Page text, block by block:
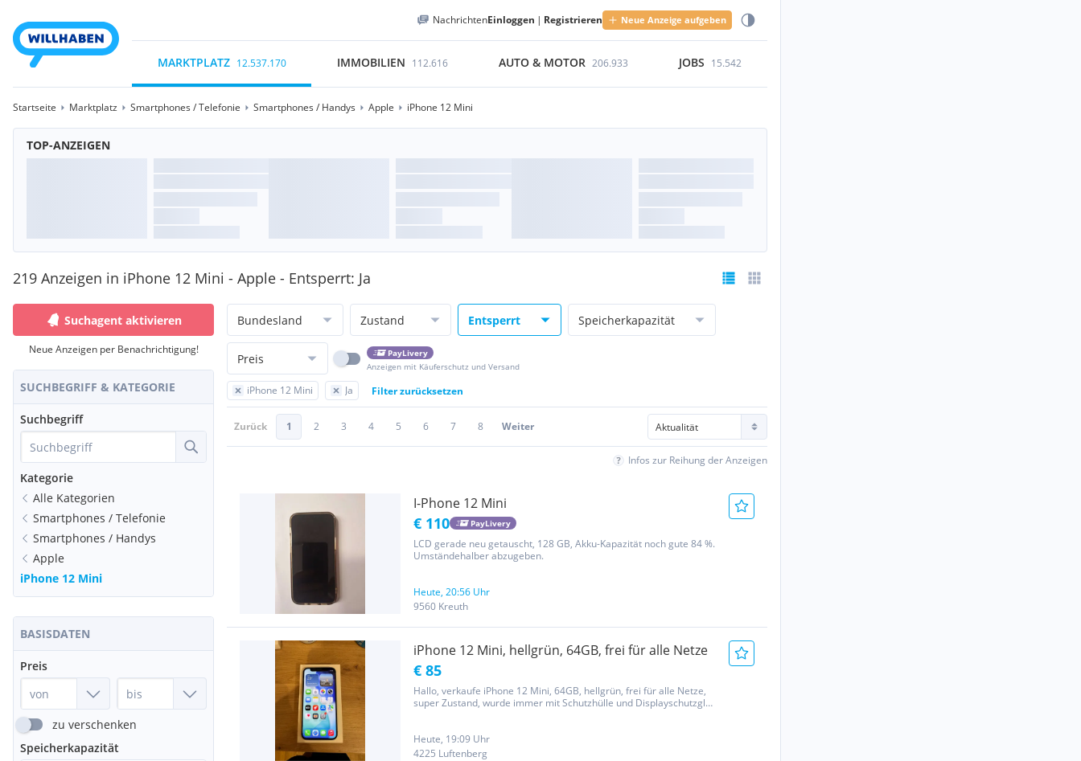
NachrichtenEinloggen | Registrieren Neue Anzeige aufgeben
MARKTPLATZ 12.537.170 IMMOBILIEN 112.616 AUTO & MOTOR 206.933 JOBS 15.542
Startseite Marktplatz Smartphones / Telefonie Smartphones / Handys Apple iPhone 12 Mini
TOP-ANZEIGEN
219 Anzeigen in iPhone 12 Mini - Apple - Entsperrt: Ja
Suchagent aktivieren
Neue Anzeigen per Benachrichtigung!
SUCHBEGRIFF & KATEGORIE
Suchbegriff
Kategorie
Alle Kategorien
Smartphones / Telefonie
Smartphones / Handys
Apple
iPhone 12 Mini
BASISDATEN
Preis
zu verschenken
Speicherkapazität
Bundesland Zustand Entsperrt Speicherkapazität
Preis
PayLivery
Anzeigen mit Käuferschutz und Versand
iPhone 12 Mini Ja Filter zurücksetzen
Zurück 1 2 3 4 5 6 7 8 Weiter
Infos zur Reihung der Anzeigen
I-Phone 12 Mini
€ 110 PayLivery
LCD gerade neu getauscht, 128 GB, Akku-Kapazität noch gute 84 %.
Umständehalber abzugeben.
Heute, 20:56 Uhr
9560 Kreuth
iPhone 12 Mini, hellgrün, 64GB, frei für alle Netze
€ 85
Hallo, verkaufe iPhone 12 Mini, 64GB, hellgrün, frei für alle Netze,
super Zustand, wurde immer mit Schutzhülle und Displayschutzglas
Heute, 19:09 Uhr
4225 Luftenberg